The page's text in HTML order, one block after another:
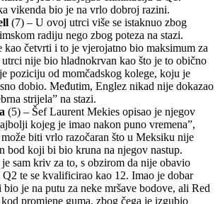
vikenda bio je na vrlo dobroj razini.
(7) – U ovoj utrci više se istaknuo zbog
radiju nego zbog poteza na stazi.
četvrti i to je vjerojatno bio maksimum za
utrci nije bio hladnokrvan kao što je to obično
poziciju od momčadskog kolege, koju je
dobio. Međutim, Englez nikad nije dokazao
strijela” na stazi.
(5) – Šef Laurent Mekies opisao je njegov
kojeg je imao nakon puno vremena”,
može biti vrlo razočaran što u Meksiku nije
bod koji bi bio kruna na njegov nastup.
sam kriv za to, s obzirom da nije obavio
Q2 te se kvalificirao kao 12. Imao je dobar
je na putu za neke mršave bodove, ali Red
promjene guma, zbog čega je izgubio